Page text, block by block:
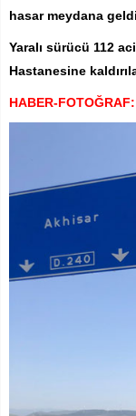
hasar meydana
Yaralı sürücü 112
Hastanesine
HABER-